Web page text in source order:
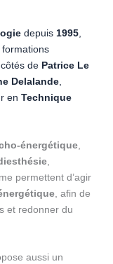
depuis 1995
formations
de Patrice Le
Delalande
en Technique
énergétique
permettent d’agir
, afin de
et redonner du
aussi un